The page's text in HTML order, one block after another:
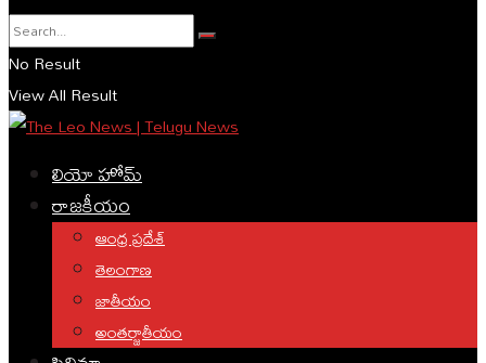
No Result
View All Result
లియో హోమ్
రాజకీయం
ఆంధ్ర ప్రదేశ్
తెలంగాణ
జాతీయం
అంతర్జాతీయం